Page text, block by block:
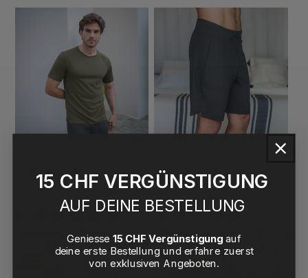
Bewertungen
insgesamt
Normaler
CHF 104.90
Bewertungen
insgesamt
Normaler
Preis
CHF 104.90
NEU
15 CHF VERGÜNSTIGUNG
AUF DEINE BESTELLUNG
Geniesse15 CHF Vergünstigung auf
deine erste Bestellung und erfahre zuerst
von exklusiven Angeboten.